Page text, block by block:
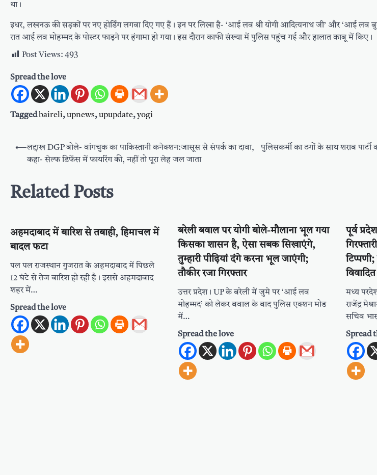
था।
इधर, लखनऊ की सड़कों पर नए होर्डिंग लगवा दिए गए हैं। इन पर लिखा है- ‘आई लव श्री योगी आदित्यनाथ जी’ और ‘आई लव
रात आई लव मोहम्मद के पोस्टर फाड़ने पर हंगामा हो गया। इस दौरान काफी संख्या में पुलिस पहुंच गई और हालात काबू में किए।
Post Views: 493
Spread the love
Tagged baireli,upnews,upupdate,yogi
Post
navigation
⟵लद्दाख DGP बोले- वांगचुक का पाकिस्तानी कनेक्शन:जासूस से संपर्क का दावा,
कहा- सेल्फ डिफेंस में फायरिंग की, नहीं तो पूरा लेह जल जाता
पुलिसकर्मी का ठगों के साथ शराब पार्टी
Related Posts
अहमदाबाद में बारिश से तबाही, हिमाचल में
बादल फटा
पल पल राजस्थान गुजरात के अहमदाबाद में पिछले
12 घंटे से तेज बारिश हो रही है। इससे अहमदाबाद
शहर में…
Spread the love
बरेली बवाल पर योगी बोले-मौलाना भूल गया
किसका शासन है, ऐसा सबक सिखाएंगे,
तुम्हारी पीढ़ियां दंगे करना भूल जाएंगी;
तौकीर रजा गिरफ्तार
उत्तर प्रदेश। UP के बरेली में जुमे पर ‘आई लव
मोहम्मद’ को लेकर बवाल के बाद पुलिस एक्शन मोड
में…
Spread the love
पूर्व
मध्य
राजेंद्र
सचिव
Spread